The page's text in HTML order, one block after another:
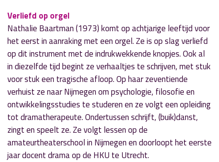
Verliefd op orgel
Nathalie Baartman (1973) komt op achtjarige leeftijd voor
het eerst in aanraking met een orgel. Ze is op slag verliefd
op dit instrument met de indrukwekkende knopjes. Ook al
in diezelfde tijd begint ze verhaaltjes te schrijven, met stuk
voor stuk een tragische afloop. Op haar zeventiende
verhuist ze naar Nijmegen om psychologie, filosofie en
ontwikkelingsstudies te studeren en ze volgt een opleiding
tot dramatherapeute. Ondertussen schrijft, (buik)danst,
zingt en speelt ze. Ze volgt lessen op de
amateurtheaterschool in Nijmegen en doorloopt het eerste
jaar docent drama op de HKU te Utrecht.